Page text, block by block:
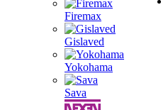
Firemax
Gislaved
Yokohama
Sava